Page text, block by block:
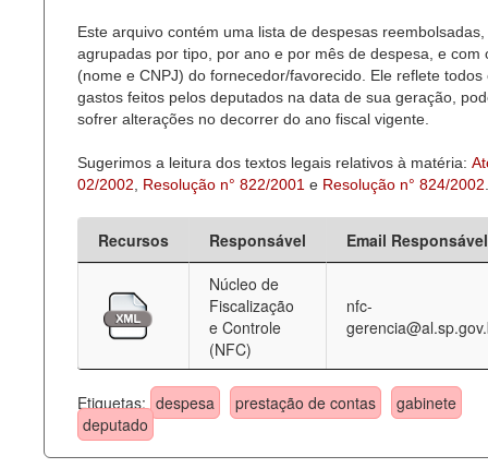
Este arquivo contém uma lista de despesas reembolsadas,
agrupadas por tipo, por ano e por mês de despesa, e com
(nome e CNPJ) do fornecedor/favorecido. Ele reflete todos
gastos feitos pelos deputados na data de sua geração,
sofrer alterações no decorrer do ano fiscal vigente.
Sugerimos a leitura dos textos legais relativos à matéria:
02/2002
Resolução n° 822/2001 e Resolução n° 824/2002
Recursos Responsável
Email Responsável
Núcleo de
Fiscalização
e Controle
(NFC)
nfc-
Etiquetas: despesa prestação de contas
gabinete
deputado